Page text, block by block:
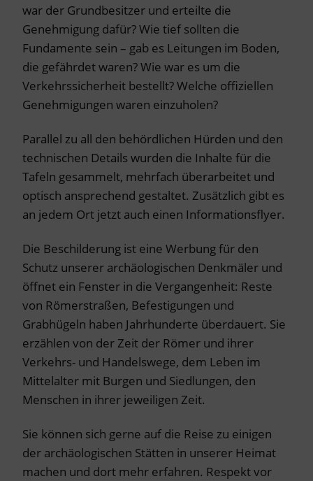
war der Grundbesitzer und erteilte die
Genehmigung dafür? Wie tief sollten die
Fundamente sein – gab es Leitungen im Boden,
die gefährdet waren? Wie war es um die
Verkehrssicherheit bestellt? Welche offiziellen
Genehmigungen waren einzuholen?
Parallel zu all den behördlichen Hürden und den
technischen Details wurden die Inhalte für die
Tafeln gesammelt, mehrfach überarbeitet und
optisch ansprechend gestaltet. Zusätzlich gibt es
an jedem Ort jetzt auch einen Informationsflyer.
Die Beschilderung ist eine Werbung für den
Schutz unserer archäologischen Denkmäler und
öffnet ein Fenster in die Vergangenheit: Reste
von Römerstraßen, Befestigungen und
Grabhügeln haben Jahrhunderte überdauert. Sie
erzählen von der Zeit der Römer und ihrer
Verkehrs- und Handelswege, dem Leben im
Mittelalter mit Burgen und Siedlungen, den
Menschen in ihrer jeweiligen Zeit.
Sie können sich gerne auf die Reise zu einigen
der archäologischen Stätten in unserer Heimat
machen und dort mehr erfahren. Respekt vor